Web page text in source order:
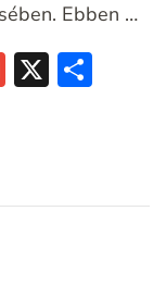
Ebben …
Gmail
X